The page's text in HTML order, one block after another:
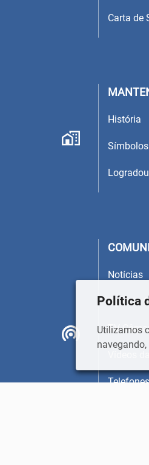
Carta de
História
Notícias
Agenda
TV
Política
Utilizamos